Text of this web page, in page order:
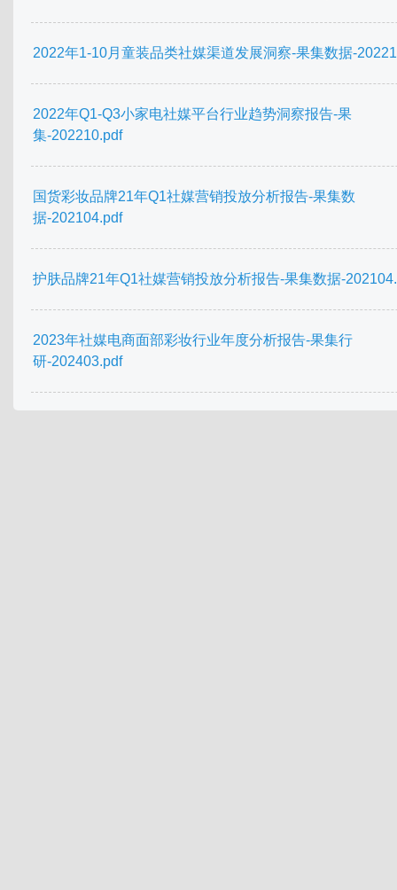
2022年1-10月童装品类社媒渠道发展洞察-果集数据-
2022年Q1-Q3小家电社媒平台行业趋势洞察报告-果
集-202210.pdf
国货彩妆品牌21年Q1社媒营销投放分析报告-果集数
据-202104.pdf
护肤品牌21年Q1社媒营销投放分析报告-果集数据-
2023年社媒电商面部彩妆行业年度分析报告-果集行
研-202403.pdf